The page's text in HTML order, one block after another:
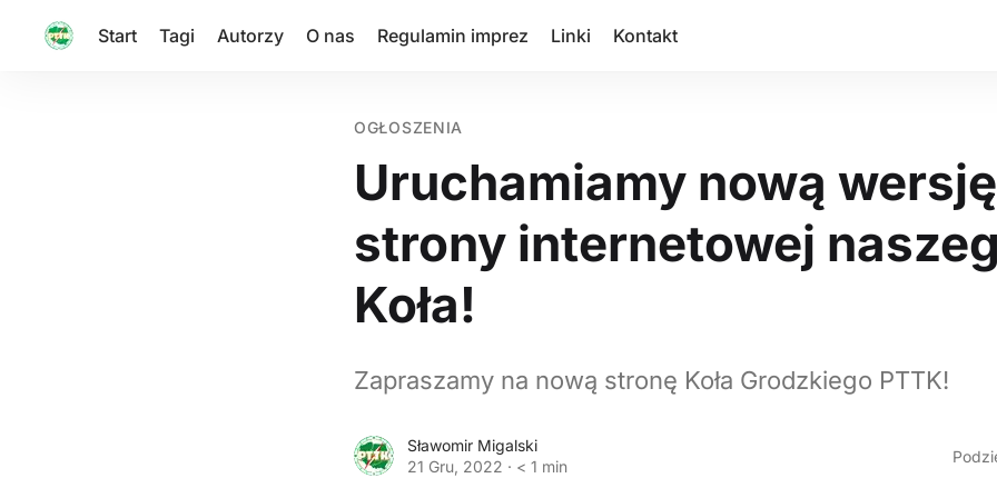
Start Tagi Autorzy O nas Regulamin imprez Linki Kontakt
OGŁOSZENIA
Uruchamiamy nową wersję
strony internetowej
Koła!
Zapraszamy na nową stronę Koła Grodzkiego PTTK!
Sławomir Migalski
21 Gru, 2022 · < 1 min